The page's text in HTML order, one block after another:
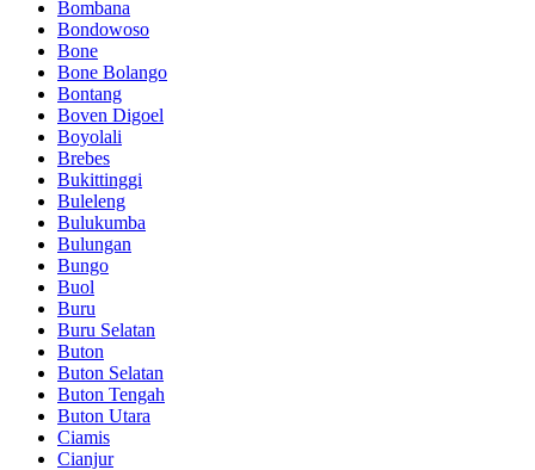
Bombana
Bondowoso
Bone
Bone Bolango
Bontang
Boven Digoel
Boyolali
Brebes
Bukittinggi
Buleleng
Bulukumba
Bulungan
Bungo
Buol
Buru
Buru Selatan
Buton
Buton Selatan
Buton Tengah
Buton Utara
Ciamis
Cianjur